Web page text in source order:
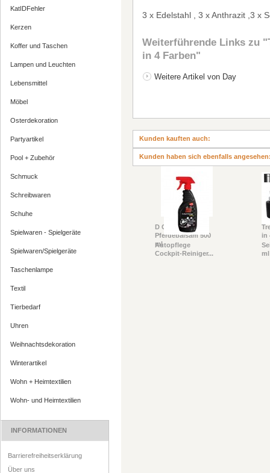
KatIDFehler
Kerzen
Koffer und Taschen
Lampen und Leuchten
Lebensmittel
Möbel
Osterdekoration
Partyartikel
Pool + Zubehör
Schmuck
Schreibwaren
Schuhe
Spielwaren - Spielgeräte
Spielwaren/Spielgeräte
Taschenlampe
Textil
Tierbedarf
Uhren
Weihnachtsdekoration
Winterartikel
Wohn + Heimtextilien
Wohn- und Heimtextilien
INFORMATIONEN
Barrierefreiheitserklärung
Über uns
3 x Edelstahl , 3 x Anthrazit ,3 x
Weiterführende Links zu
in 4 Farben"
Weitere Artikel von Day
Kunden kauften auch:
D Creme
Pferdebalsam 500
ml
in
Kunden haben sich ebenfalls
Autopflege
Cockpit-Reiniger...